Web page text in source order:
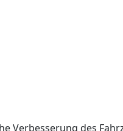
Verbesserung des